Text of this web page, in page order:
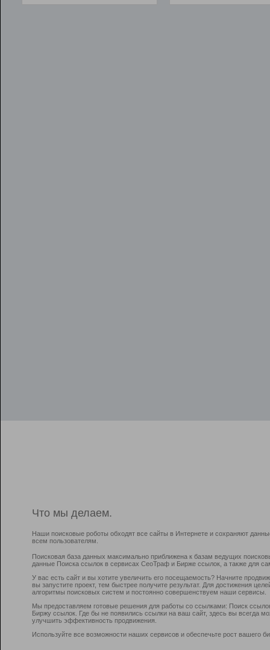
Что мы делаем.
Наши поисковые роботы обходят все сайты в Интернете и сохраняют
всем пользователям.
Поисковая база данных максимально приближена к базам ведущих
данные Поиска ссылок в сервисах СеоТраф и Бирже ссылок, а также для
У вас есть сайт и вы хотите увеличить его посещаемость? Начните
вы запустите проект, тем быстрее получите результат. Для достижения
алгоритмы поисковых систем и постоянно совершенствуем наши сервисы.
Мы предоставляем готовые решения для работы со ссылками: Поиск
Биржу ссылок. Где бы не появились ссылки на ваш сайт, здесь вы всегда
улучшить эффективность продвижения.
Используйте все возможности наших сервисов и обеспечьте рост вашего